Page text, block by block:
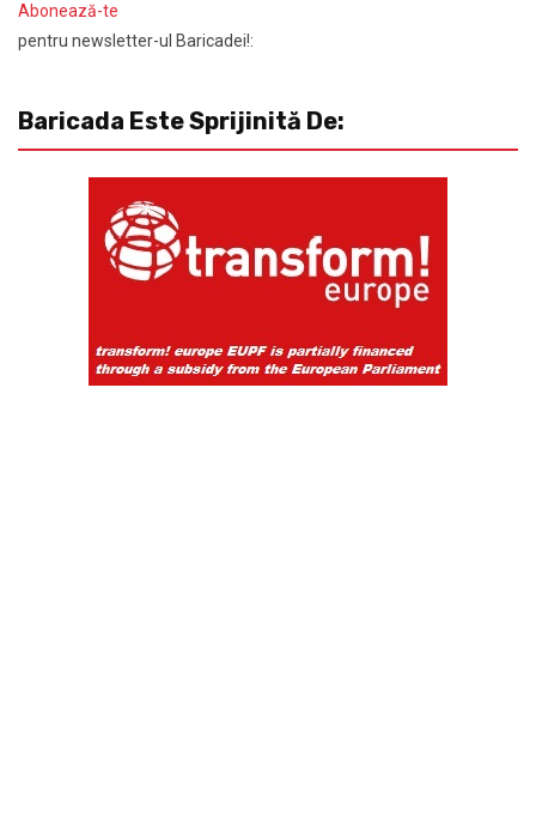
Abonează-te
pentru newsletter-ul Baricadei!:
Baricada Este Sprijinită De: